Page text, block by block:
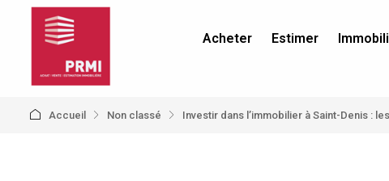
Acheter Estimer
Accueil Non classé Investir dans l’immobilier à Saint-Denis :